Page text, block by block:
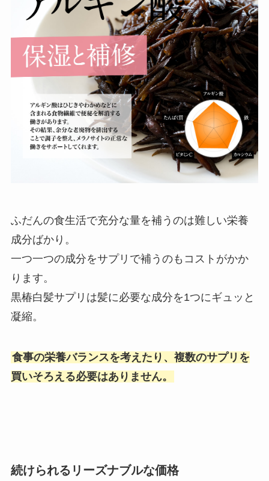
ふだんの食生活で充分な量を補うのは難しい栄養
成分ばかり。
一つ一つの成分をサプリで補うのもコストがかか
ります。
黒椿白髪サプリは髪に必要な成分を1つにギュッと
凝縮。
食事の栄養バランスを考えたり、複数のサプリを
買いそろえる必要はありません。
続けられるリーズナブルな価格